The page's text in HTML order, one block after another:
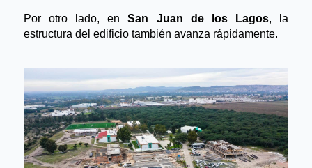
Por otro lado, en San Juan de los Lagos, la
estructura del edificio también avanza rápidamente.